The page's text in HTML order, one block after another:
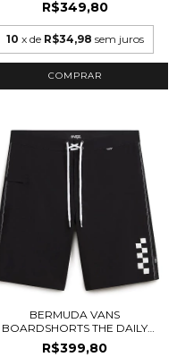
R$349,80
10 x de R$34,98 sem juros
COMPRAR
BERMUDA VANS
BOARDSHORTS THE DAILY
SOLID
R$399,80